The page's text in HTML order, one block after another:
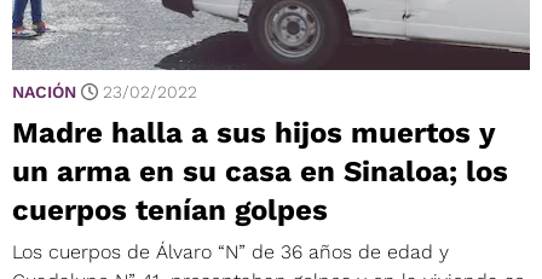
NACIÓN 23/02/2022
Madre halla a sus hijos muertos y
un arma en su casa en Sinaloa; los
cuerpos tenían golpes
Los cuerpos de Álvaro “N” de 36 años de edad y